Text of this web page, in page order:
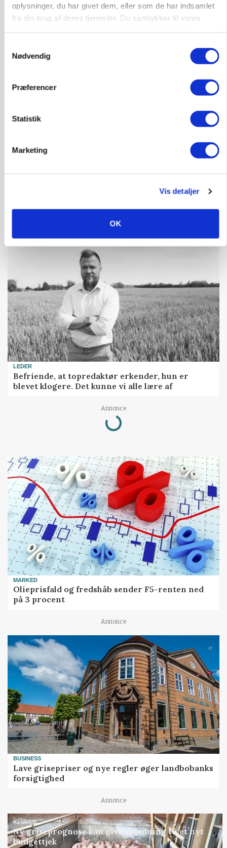
oplysninger, du har givet dem, eller som de har indsamlet
fra din brug af deres tjenester. Du samtykker til vores
Nødvendig
Præferencer
Statistik
Marketing
Vis detaljer
OK
Landmænd drukner i papir, mens Mette F.
beskeden start til store drømme
LEDER
Befriende, at topredaktør erkender, hun er
blevet klogere. Det kunne vi alle lære af
Annonce
Loading...
MARKED
Olieprisfald og fredshåb sender F5-renten ned
på 3 procent
Annonce
BUSINESS
Lave grisepriser og nye regler øger landbobanks
forsigtighed
Annonce
KLUMME
Ny griseprognose kan give anledning til et nyt
budgettjek